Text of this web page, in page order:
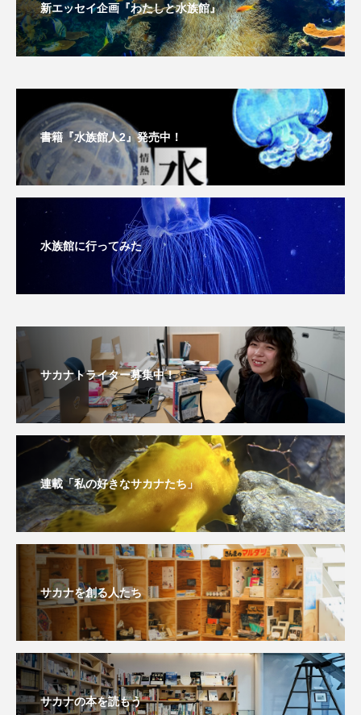
渋川マリン水族館 渓流 湖 湿地
漁業 漁港 漫画 灯台
特徴
琵琶湖博物館 環境 環境保全
生きた化石 生態 生態系 生物多様性
産卵 甲殻類
白身魚 相模川 磯 磯焼け
神戸須磨シーワールド
私の好きなサカナたち 稚魚 絶滅危惧種
絶滅種 繁殖 繫殖 美ら海水族館
美容 群馬県 耳石 脊索動物
自然 自然保護 自由研究
葛西臨海公園 葛西臨海水族園 藻場
藻類 見分け方 観察 調査
調理 論文 貝 賀露かにっこ館
資源 赤潮 足摺海洋館SATOUMI
軟体動物 軟骨魚類 近畿大学 進化
郷土料理 酒 釣り 鑑賞魚
新エッセイ企画『わたしと水族館』
書籍『水族館人2』発売中！
水族館に行ってみた
サカナトライター募集中！
連載「私の好きなサカナたち」
サカナを創る人たち
サカナの本を読もう